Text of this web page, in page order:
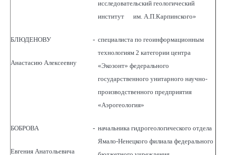
исследовательский геологический
институт им. А.П.Карпинского»
БЛЮДЕНОВУ
Анастасию Алексеевну
- специалиста по геоинформационным
технологиям 2 категории центра
«Экозонт» федерального
государственного унитарного научно-
производственного предприятия
«Аэрогеология»
БОБРОВА
Евгения Анатольевича
- начальника гидрогеологического отдела
Ямало-Ненецкого филиала федерального